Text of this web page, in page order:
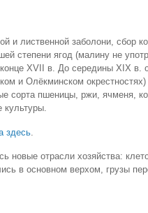
и лиственной заболони, сбор
степени ягод (малину не
XVII в. До середины XIX в.
и Олёкминском окрестностях)
сорта пшеницы, ржи, ячменя,
культуры.
здесь
новые отрасли хозяйства:
в основном верхом, грузы